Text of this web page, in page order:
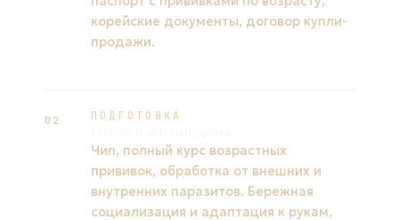
корейские документы, договор купли-
продажи.
02 ПОДГОТОВКА
Чип, полный курс возрастных
прививок, обработка от внешних и
внутренних паразитов. Бережная
социализация и адаптация к рукам,